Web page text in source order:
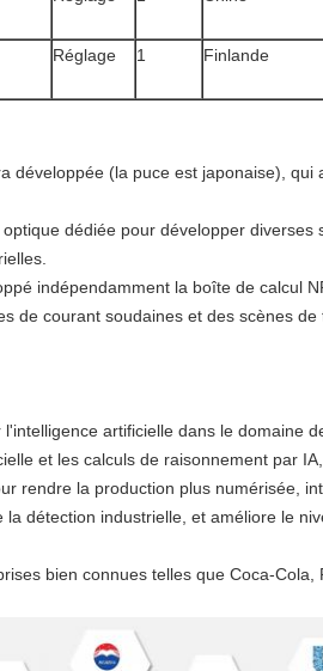
Réglage 1 Finlande
développée (la puce est japonaise),
dédiée pour développer
indépendamment la boîte de calcul
de courant soudaines et des scènes
artificielle dans le domaine
et les calculs de raisonnement par
rendre la production plus numérisée,
détection industrielle, et améliore le
bien connues telles que Coca-Cola,